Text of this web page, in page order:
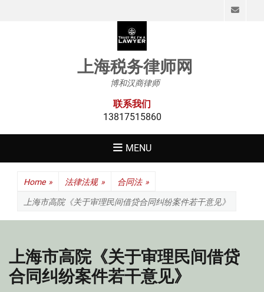
上海税务律师网
博和汉商律师
联系我们
13817515860
MENU
Home » 法律法规 » 合同法 »
上海市高院《关于审理民间借贷合同纠纷案件若干意见》
上海市高院《关于审理民间借贷
合同纠纷案件若干意见》